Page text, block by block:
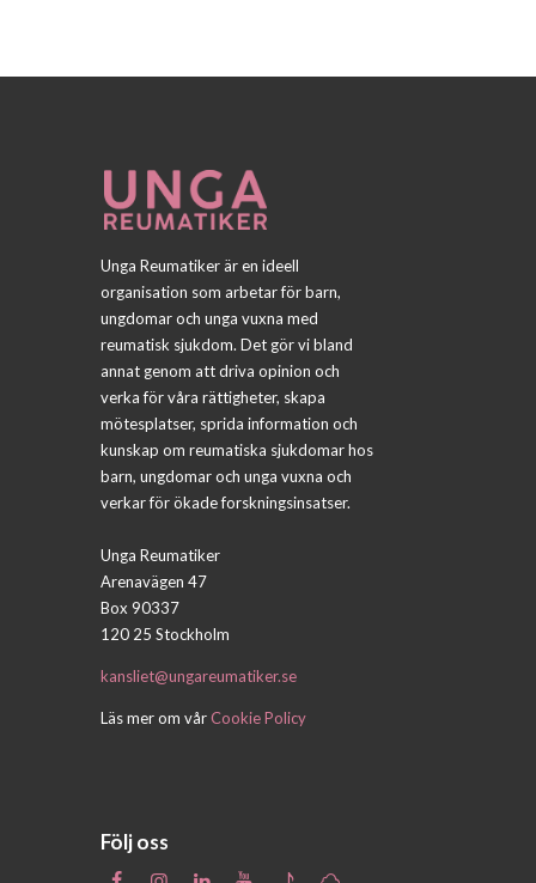
Unga Reumatiker är en ideell
organisation som arbetar för barn,
ungdomar och unga vuxna med
reumatisk sjukdom. Det gör vi bland
annat genom att driva opinion och
verka för våra rättigheter, skapa
mötesplatser, sprida information och
kunskap om reumatiska sjukdomar hos
barn, ungdomar och unga vuxna och
verkar för ökade forskningsinsatser.
Unga Reumatiker
Arenavägen 47
Box 90337
120 25 Stockholm
kansliet@ungareumatiker.se
Läs mer om vårCookie Policy
Följ oss